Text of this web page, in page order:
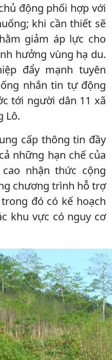
động phối hợp với
khi cần thiết sẽ
giảm áp lực cho
hưởng vùng hạ du.
đẩy mạnh tuyên
nhắn tin tự động
tới người dân 11 xã
Lô.
cấp thông tin đầy
những hạn chế của
nhận thức cộng
chương trình hỗ trợ
đó có kế hoạch
khu vực có nguy cơ